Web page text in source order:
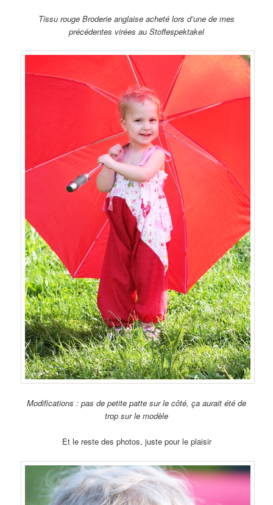
Tissu rouge Broderie anglaise acheté lors d’une de mes
précédentes virées au Stoffespektakel
Modifications : pas de petite patte sur le côté, ça aurait été de
trop sur le modèle
Et le reste des photos, juste pour le plaisir